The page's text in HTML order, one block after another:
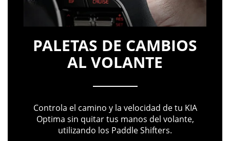
PALETAS DE CAMBIOS
AL VOLANTE
Controla el camino y la velocidad de tu KIA
Optima sin quitar tus manos del volante,
utilizando los Paddle Shifters.